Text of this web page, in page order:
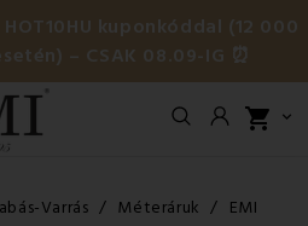
HOT10HU kuponkóddal (12 000
– CSAK 08.09-IG ⏰
shopping_cart 
Varrás Méteráruk
EMI